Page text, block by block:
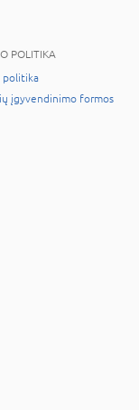
POLITIKA
politika
įgyvendinimo formos